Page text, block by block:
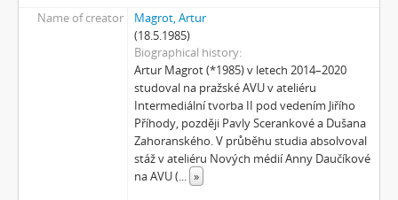
Name of creator
Magrot, Artur
(18.5.1985)
Biographical history
Artur Magrot (*1985) v letech 2014–2020
studoval na pražské AVU v ateliéru
Intermediální tvorba II pod vedením Jiřího
Příhody, později Pavly Scerankové a Dušana
Zahoranského. V průběhu studia absolvoval
stáž v ateliéru Nových médií Anny Daučíkové
na AVU (... »